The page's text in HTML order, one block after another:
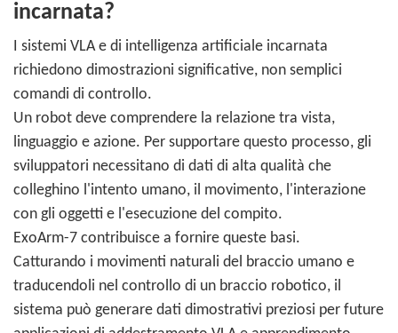
incarnata?
I sistemi VLA e di intelligenza artificiale incarnata
richiedono dimostrazioni significative, non semplici
comandi di controllo.
Un robot deve comprendere la relazione tra vista,
linguaggio e azione. Per supportare questo processo, gli
sviluppatori necessitano di dati di alta qualità che
colleghino l'intento umano, il movimento, l'interazione
con gli oggetti e l'esecuzione del compito.
ExoArm-7 contribuisce a fornire queste basi.
Catturando i movimenti naturali del braccio umano e
traducendoli nel controllo di un braccio robotico, il
sistema può generare dati dimostrativi preziosi per future